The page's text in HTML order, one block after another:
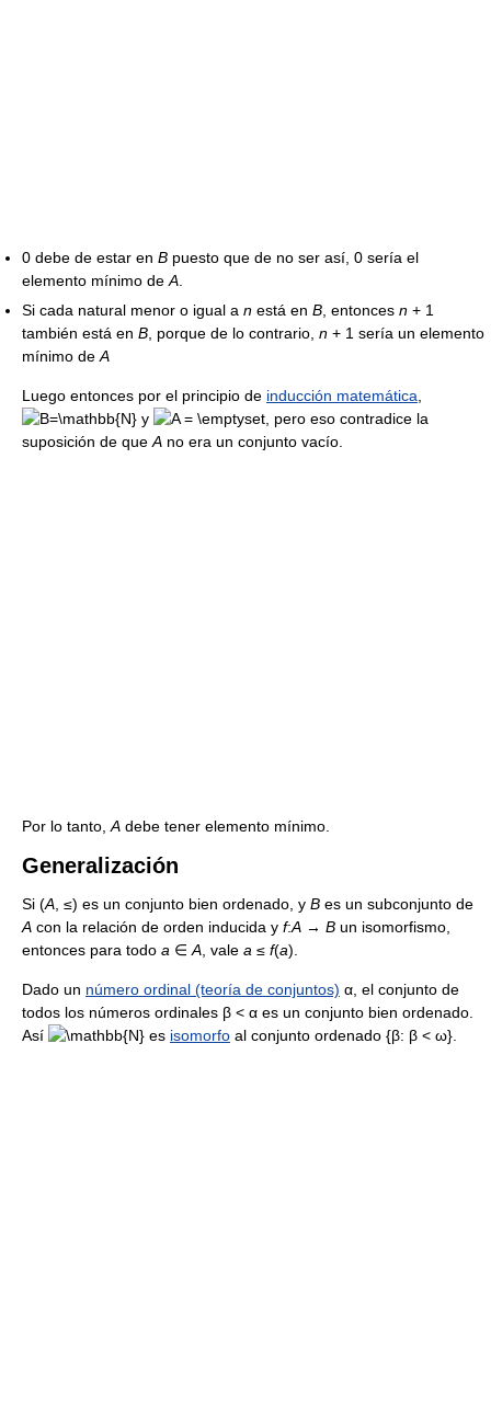
0 debe de estar en B puesto que de no ser así, 0 sería el
elemento mínimo de A
Si cada natural menor o igual a n está en B , entonces n + 1
también está en B , porque de lo contrario, n + 1 sería un elemento
mínimo de A
Luego entonces por el principio de inducción matemática
y
, pero eso contradice la
suposición de que A no era un conjunto vacío.
Por lo tanto, A debe tener elemento mínimo.
Generalización
Si (A , ≤) es un conjunto bien ordenado, y B es un subconjunto de
A con la relación de orden inducida y f:A → B un isomorfismo,
entonces para todo a ∈ A , vale a ≤ f(a).
Dado un número ordinal (teoría de conjuntos) α, el conjunto de
todos los números ordinales β < α es un conjunto bien ordenado.
Así
es isomorfo al conjunto ordenado {β: β < ω}.